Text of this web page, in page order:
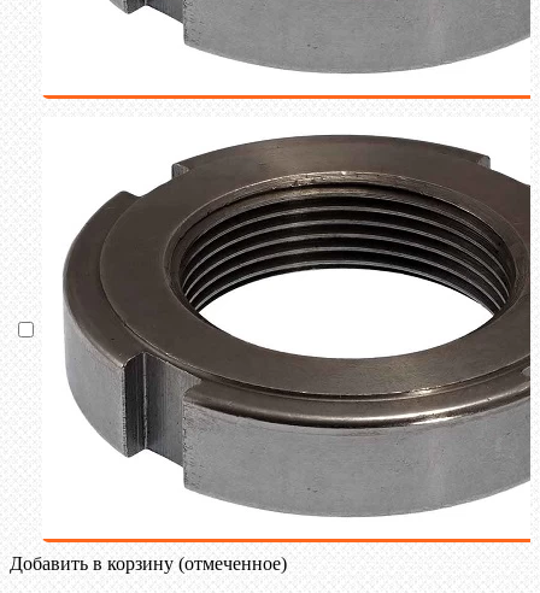
Добавить в корзину (отмеченное)